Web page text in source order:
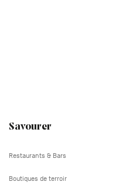
Savourer
Restaurants & Bars
Boutiques de terroir